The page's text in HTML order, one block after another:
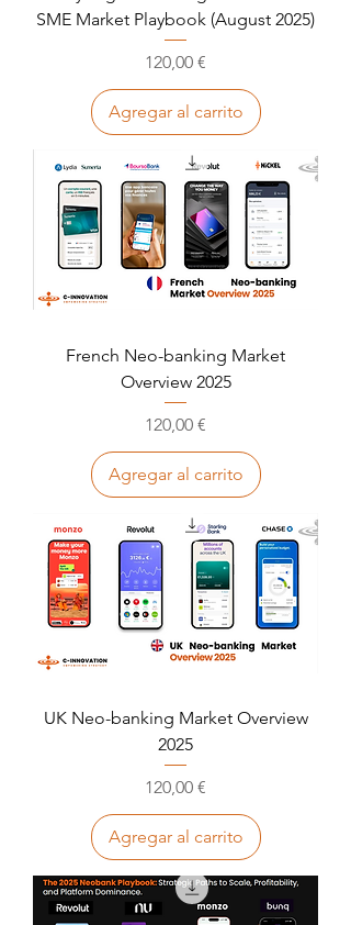
SME Market Playbook (August 2025)
Precio
120,00 €
Agregar al carrito
French Neo-banking Market
Overview 2025
Precio
120,00 €
Agregar al carrito
UK Neo-banking Market Overview
2025
Precio
120,00 €
Agregar al carrito